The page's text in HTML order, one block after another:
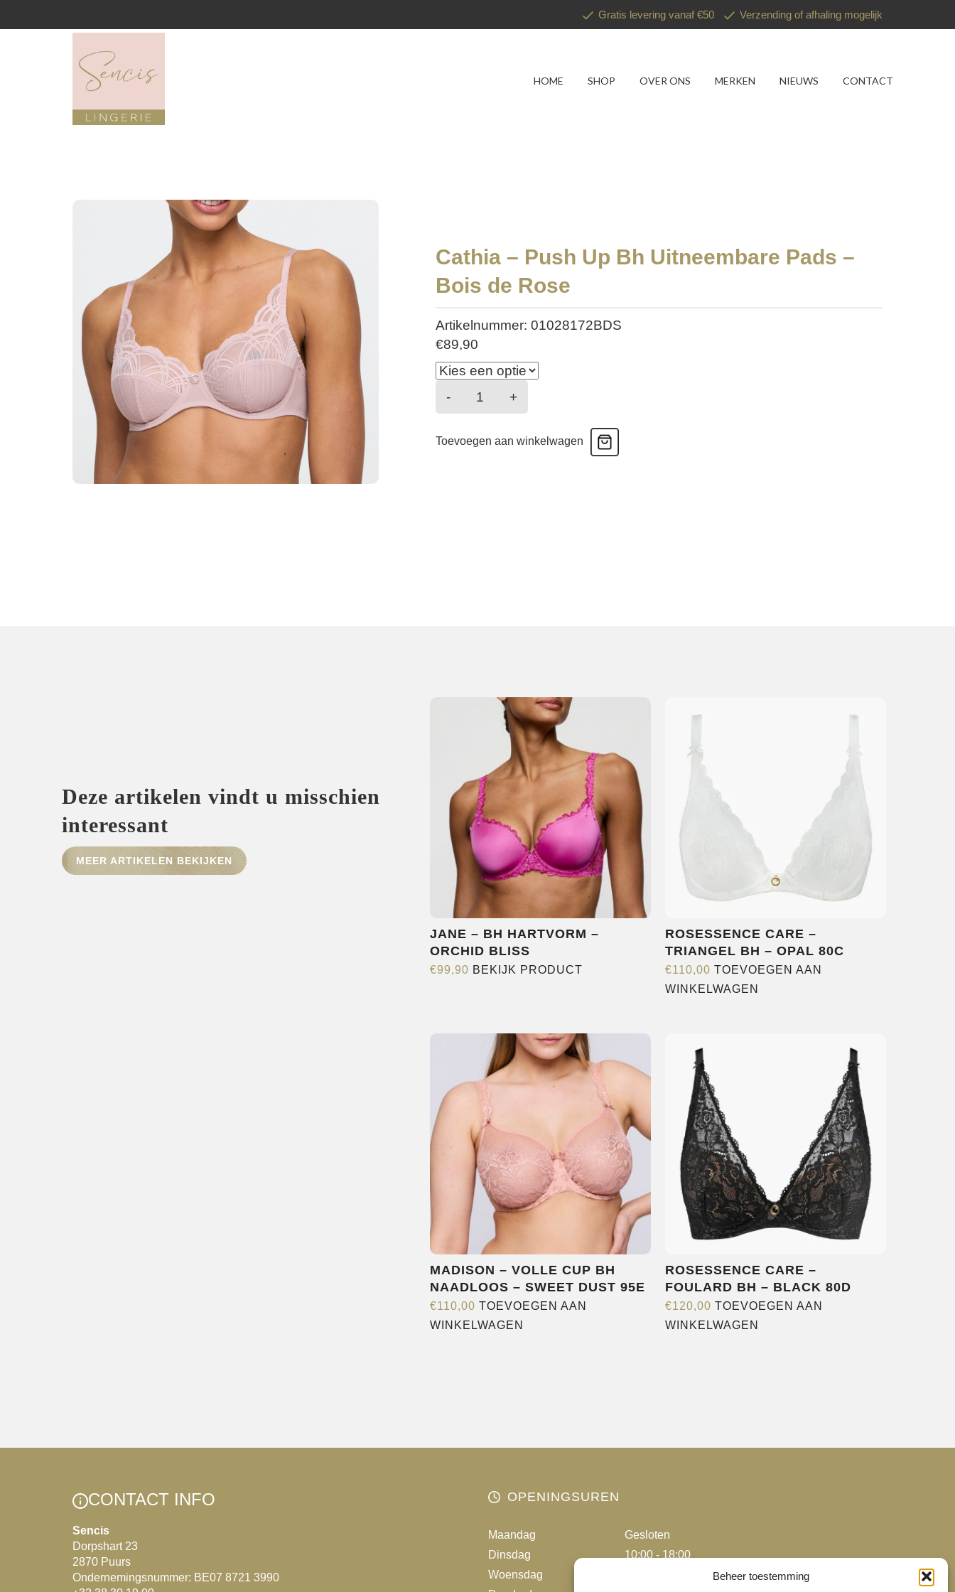
Beheer toestemming
Gratis levering vanaf €50 Verzending of afhaling mogelijk
HOME SHOP OVER ONS MERKEN NIEUWS CONTACT
Cathia – Push Up Bh Uitneembare Pads –
Bois de Rose
Artikelnummer: 01028172BDS
€89,90
-
Cathia
Up
+
Toevoegen aan winkelwagen
Deze artikelen vindt u misschien
interessant
MEER ARTIKELEN BEKIJKEN
JANE – BH HARTVORM –
ORCHID BLISS
€99,90 BEKIJK PRODUCT
variaties.
Deze
optie
kan
gekozen
worden
de
productpagina
ROSESSENCE CARE –
TRIANGEL BH – OPAL 80C
€110,00 TOEVOEGEN AAN
WINKELWAGEN
MADISON – VOLLE CUP BH
NAADLOOS – SWEET DUST 95E
€110,00 TOEVOEGEN AAN
WINKELWAGEN
ROSESSENCE CARE –
FOULARD BH – BLACK 80D
€120,00 TOEVOEGEN AAN
WINKELWAGEN
CONTACT INFO
Sencis
Dorpshart 23
2870 Puurs
Ondernemingsnummer: BE07 8721 3990
OPENINGSUREN
Maandag
Gesloten
Dinsdag
10:00 - 18:00
Woensdag